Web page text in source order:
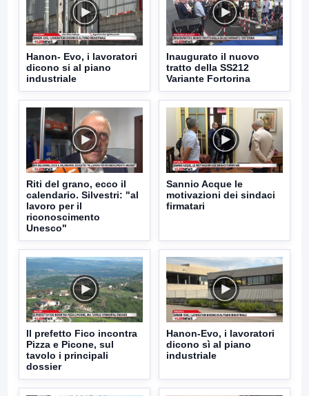
Hanon- Evo, i lavoratori
dicono si al piano
industriale
Inaugurato il nuovo
tratto della SS212
Variante Fortorina
Riti del grano, ecco il
calendario. Silvestri: "al
lavoro per il
riconoscimento
Unesco"
Sannio Acque le
motivazioni dei sindaci
firmatari
Il prefetto Fico incontra
Pizza e Picone, sul
tavolo i principali
dossier
Hanon-Evo, i lavoratori
dicono sì al piano
industriale